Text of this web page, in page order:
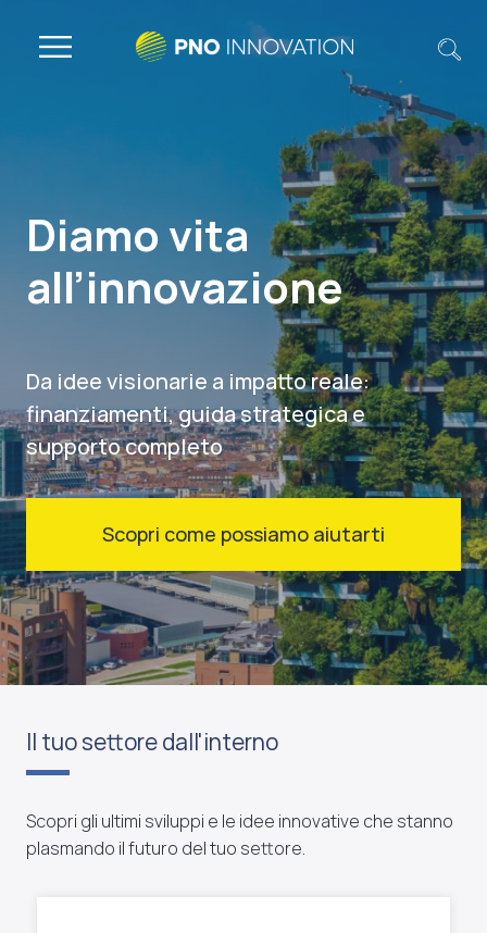
Diamo vita
all’innovazione
Da idee visionarie a impatto reale:
finanziamenti, guida strategica e
supporto completo
Scopri come possiamo aiutarti
Il tuo settore dall'interno
Scopri gli ultimi sviluppi e le idee innovative che stanno
plasmando il futuro del tuo settore.